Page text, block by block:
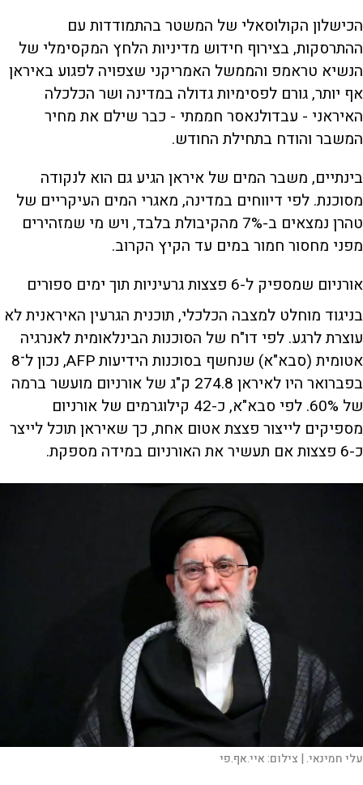
הכישלון הקולוסאלי של המשטר בהתמודדות עם
ההתרסקות, בצירוף חידוש מדיניות הלחץ המקסימלי של
הנשיא טראמפ והממשל האמריקני שצפויה לפגוע באיראן
אף יותר, גורם לפסימיות גדולה במדינה ושר הכלכלה
האיראני - עבדולנאסר חממתי - כבר שילם את מחיר
המשבר והודח בתחילת החודש.
בינתיים, משבר המים של איראן הגיע גם הוא לנקודה
מסוכנת. לפי דיווחים במדינה, מאגרי המים העיקריים של
טהרן נמצאים ב-7% מהקיבולת בלבד, ויש מי שמזהירים
מפני מחסור חמור במים עד הקיץ הקרוב.
אורניום שמספיק ל-6 פצצות גרעיניות תוך ימים ספורים
בניגוד מוחלט למצבה הכלכלי, תוכנית הגרעין האיראנית לא
עוצרת לרגע. לפי דו"ח של הסוכנות הבינלאומית לאנרגיה
אטומית (סבא"א) שנחשף בסוכנות הידיעות AFP, נכון ל־8
בפברואר היו לאיראן 274.8 ק"ג של אורניום מועשר ברמה
של 60%. לפי סבא"א, כ-42 קילוגרמים של אורניום
מספיקים לייצור פצצת אטום אחת, כך שאיראן תוכל לייצר
כ-6 פצצות אם תעשיר את האורניום במידה מספקת.
עלי חמינאי. | צילום:איי.אף.פי